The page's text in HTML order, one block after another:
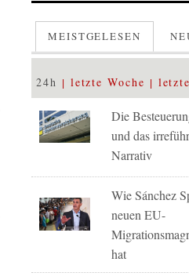
MEISTGELESEN
24h letzte Woche
Die
und das
Narrativ
Wie Sánchez
neuen EU-
hat